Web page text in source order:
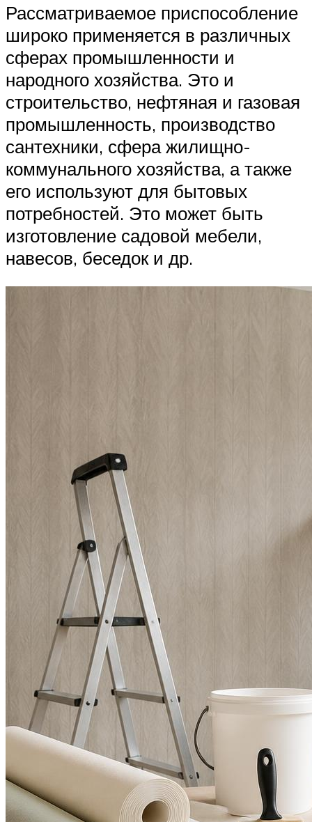
Рассматриваемое приспособление
широко применяется в различных
сферах промышленности и
народного хозяйства. Это и
строительство, нефтяная и газовая
промышленность, производство
сантехники, сфера жилищно-
коммунального хозяйства, а также
его используют для бытовых
потребностей. Это может быть
изготовление садовой мебели,
навесов, беседок и др.